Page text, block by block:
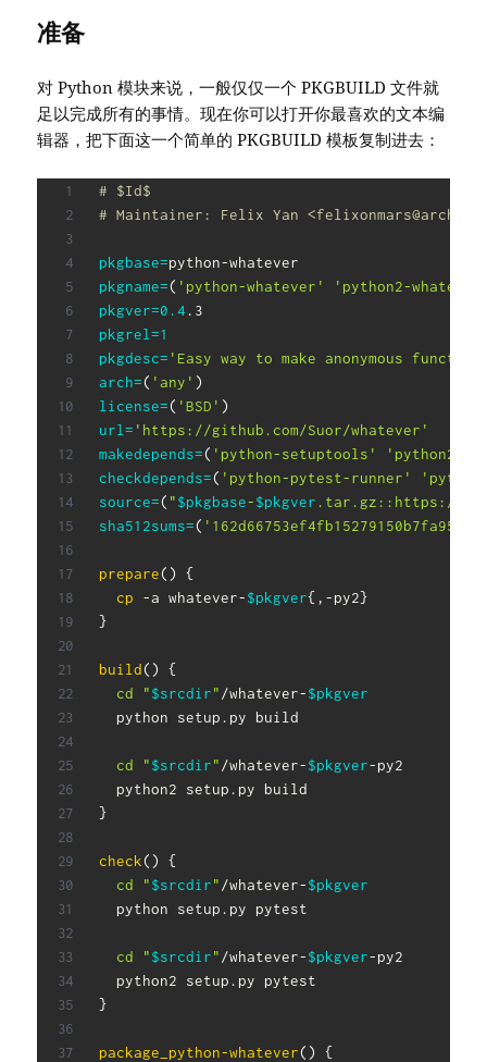
准备
对 Python 模块来说，一般仅仅一个 PKGBUILD 文件就
足以完成所有的事情。现在你可以打开你最喜欢的文本编
辑器，把下面这一个简单的 PKGBUILD 模板复制进去：
# $Id$
# Maintainer: Felix Yan
pkgbase=
pkgname=( 'python-whatever'
'python2-
pkgver=0.4
pkgrel=1
pkgdesc= 'Easy way to make anonymous
arch=( 'any' )
license=( 'BSD' )
url= 'https://github.com/Suor/whatever'
makedepends=( 'python-setuptools'
'python2-
checkdepends=( 'python-pytest-runner'
source=( "$pkgbase-$pkgver .tar.gz::https://
sha512sums=(
prepare( )
{
cp -a whatever-$pkgver{ ,-py2}
}
build( )
{
cd
"$srcdir"/whatever-$pkgver
  python setup.py build
cd "$srcdir"/whatever-$pkgver-py2
}
check( )
{
cd
"$srcdir"/whatever-$pkgver
  python setup.py pytest
cd "$srcdir"/whatever-$pkgver-py2
}
package_python-whatever( )
{